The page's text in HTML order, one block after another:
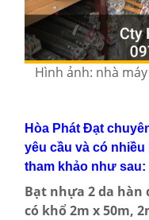
Hình ảnh: nhà
Hòa Phát Đạt
yêu cầu và có
tham khảo như sau:
Bạt nhựa 2 da hàn
có khổ 2m x 50m,